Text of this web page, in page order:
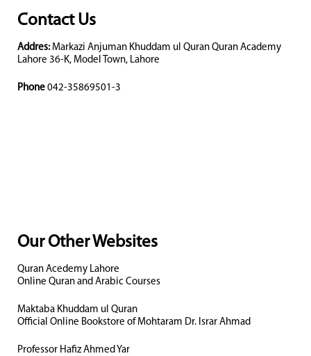
Contact Us
Addres: Markazi Anjuman Khuddam ul Quran Quran Academy
Lahore 36-K, Model Town, Lahore
Phone 042-35869501-3
Our Other Websites
Quran Acedemy Lahore
Online Quran and Arabic Courses
Maktaba Khuddam ul Quran
Official Online Bookstore of Mohtaram Dr. Israr Ahmad
Professor Hafiz Ahmed Yar